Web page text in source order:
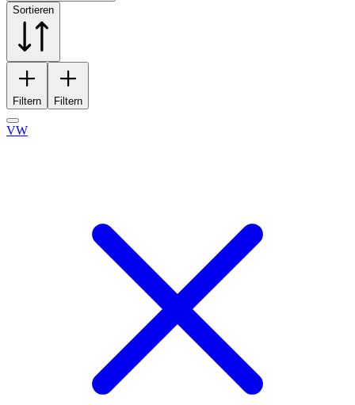
Sortieren
Filtern Filtern
VW